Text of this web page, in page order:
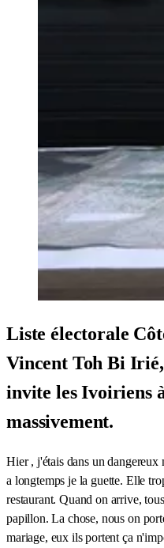
Liste électorale
Vincent Toh Bi
invite les Ivoiriens
massivement.
Hier , j'étais dans un
a longtemps je la guette. Elle
restaurant. Quand on arrive,
papillon. La chose, nous on
mariage, eux ils portent ça